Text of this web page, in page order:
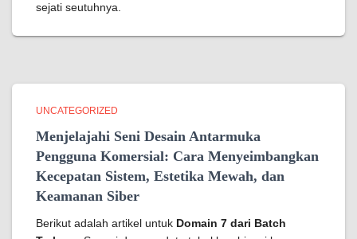
sejati seutuhnya.
UNCATEGORIZED
Menjelajahi Seni Desain Antarmuka
Pengguna Komersial: Cara Menyeimbangkan
Kecepatan Sistem, Estetika Mewah, dan
Keamanan Siber
Berikut adalah artikel untuk Domain 7 dari Batch